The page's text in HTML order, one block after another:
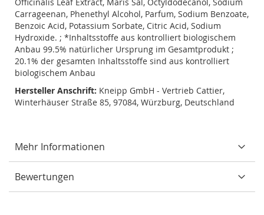
Carrageenan, Phenethyl Alcohol, Parfum, Sodium Benzoate,
Benzoic Acid, Potassium Sorbate, Citric Acid, Sodium
Hydroxide. ; *Inhaltsstoffe aus kontrolliert biologischem
Anbau 99.5% natürlicher Ursprung im Gesamtprodukt ;
20.1% der gesamten Inhaltsstoffe sind aus kontrolliert
biologischem Anbau
Hersteller Anschrift: Kneipp GmbH - Vertrieb Cattier,
Winterhäuser Straße 85, 97084, Würzburg, Deutschland
Mehr Informationen
Bewertungen